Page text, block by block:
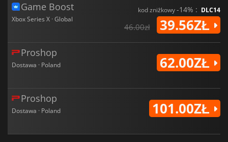
Game Boost
Xbox Series X · Global
kod zniżkowy-14% : DLC14
46.00zł 39.56ZŁ
Proshop
Dostawa · Poland 62.00ZŁ
Proshop
Dostawa · Poland 101.00ZŁ